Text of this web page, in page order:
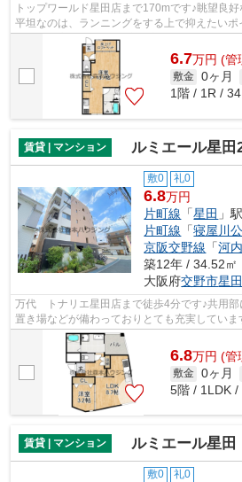
トップワールド星田店まで170mです♪眺望良
平坦なのは、ランニングをする上で抑えたいポ
利便性の高い物件です♪交野市エリアにあ...
6.7万円 (管
敷金 0ヶ月
1階 / 1R /
賃貸 | マンション ルミエール星田
敷0 礼0
6.8万円
片町線 「星田 」
片町線 「寝屋川
京阪交野線 「河
築12年 / 34.52㎡
大阪府交野市星田
万代 トナリエ星田店まで徒歩4分です♪共用部
置き場などが備わっておりとても充実してい
ングをする上で抑えたいポイントです...
6.8万円 (管
敷金 0ヶ月
5階 / 1LDK /
賃貸 | マンション ルミエール星田
敷0 礼0